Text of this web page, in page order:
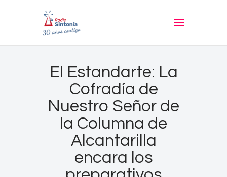
El Estandarte: La
Cofradía de
Nuestro Señor de
la Columna de
Alcantarilla
encara los
RADIO SINTONIA
Inicio
Informativos
Entrevistas
Noticias
Podcast